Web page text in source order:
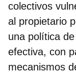
colectivos
al propietario
una política
efectiva, con
mecanismos